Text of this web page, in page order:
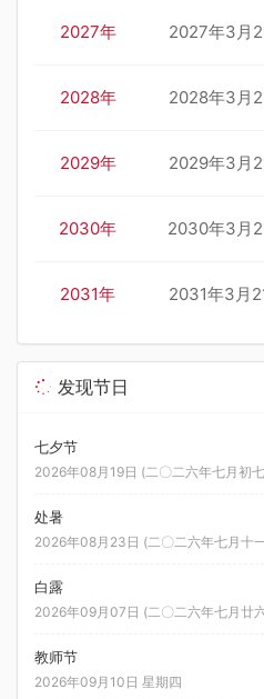
2027年 2027年3月
2028年 2028年3月
2029年 2029年3月
2030年 2030年3月
2031年 2031年3月
发现节日
七夕节
2026年08月19日 (二〇二六年七月初
处暑
2026年08月23日 (二〇二六年七月十
白露
2026年09月07日 (二〇二六年七月廿
教师节
2026年09月10日 星期四